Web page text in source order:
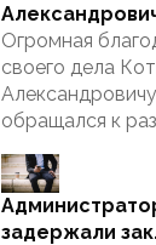
Огромная
своего дела
обращался к
задержали